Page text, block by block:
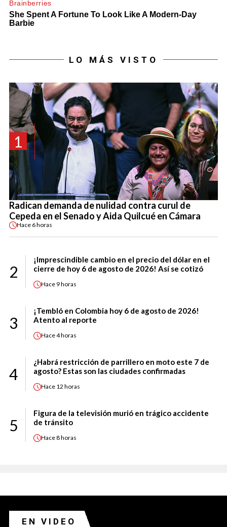
LO MÁS VISTO
1
Radican demanda de nulidad contra curul de
Cepeda en el Senado y Aida Quilcué en Cámara
Hace 6 horas
2
¡Imprescindible cambio en el precio del dólar en el
cierre de hoy 6 de agosto de 2026! Así se cotizó
Hace 9 horas
3
¡Tembló en Colombia hoy 6 de agosto de 2026!
Atento al reporte
Hace4 horas
4
¿Habrá restricción de parrillero en moto este 7 de
agosto? Estas son las ciudades confirmadas
Hace 12 horas
5
Figura de la televisión murió en trágico accidente
de tránsito
Hace8 horas
EN VIDEO